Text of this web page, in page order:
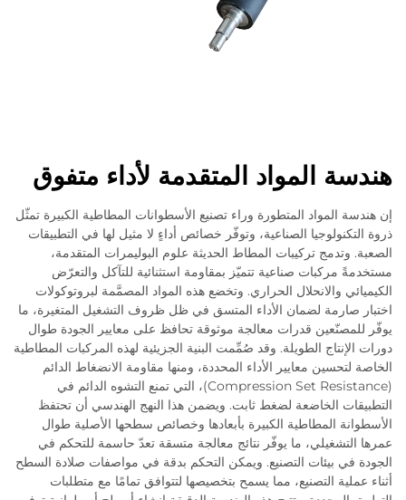
هندسة المواد المتقدمة لأداء متفوق
إن هندسة المواد المتطورة وراء تصنيع الأسطوانات المطاطية الكبيرة تمثّل
ذروة التكنولوجيا الصناعية، وتوفّر خصائص أداءٍ لا مثيل لها في التطبيقات
الصعبة. وتدمج تركيبات المطاط الحديثة علوم البوليمرات المتقدمة،
مستخدمةً مركبات صناعية تتميّز بمقاومة استثنائية للتآكل والتعرّض
الكيميائي والانحلال الحراري. وتخضع هذه المواد المصمَّمة لبروتوكولات
اختبار صارمة لضمان الأداء المتسق في ظل ظروف التشغيل المتغيرة، ما
يوفّر للمصنّعين قدرات معالجة موثوقة تحافظ على معايير الجودة طوال
دورات الإنتاج الطويلة. وقد صُمِّمت البنية الجزيئية لهذه المركبات المطاطية
الخاصة لتحسين معايير الأداء المحددة، ومنها مقاومة الانضغاط الدائم
(Compression Set Resistance)، التي تمنع التشوه الدائم في
التطبيقات الخاضعة لضغط ثابت. ويضمن هذا النهج الهندسي أن تحتفظ
الأسطوانة المطاطية الكبيرة بأبعادها وخصائص سطحها الأصلية طوال
عمرها التشغيلي، ما يوفّر نتائج معالجة متسقة تعدّ حاسمة للتحكم في
الجودة في بيئات التصنيع. ويمكن التحكم بدقة في مواصفات صلادة السطح
أثناء عملية التصنيع، مما يسمح بتخصيصها لتتوافق تمامًا مع متطلبات